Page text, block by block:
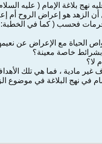
نهج بلاغة الإمام ( عليه
أن الزهد هو إعراض الروح
الحياة مع الإعراض عن
بشرائط خاصة معينة؟
لا؟
غير مادية ، فما هي تلك
في نهج البلاغة في موضوع